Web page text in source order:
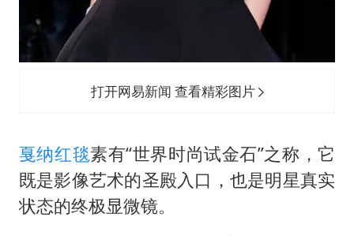
打开网易新闻 查看精彩图片
戛纳红毯素有“世界时尚试金石”之称，它
既是影像艺术的圣殿入口，也是明星真实
状态的终极显微镜。